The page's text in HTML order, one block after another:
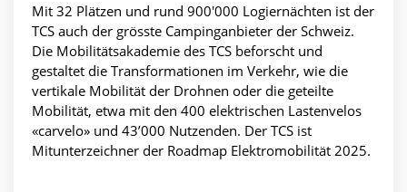
Mit 32 Plätzen und rund 900'000 Logiernächten ist der
TCS auch der grösste Campinganbieter der Schweiz.
Die Mobilitätsakademie des TCS beforscht und
gestaltet die Transformationen im Verkehr, wie die
vertikale Mobilität der Drohnen oder die geteilte
Mobilität, etwa mit den 400 elektrischen Lastenvelos
«carvelo» und 43’000 Nutzenden. Der TCS ist
Mitunterzeichner der Roadmap Elektromobilität 2025.